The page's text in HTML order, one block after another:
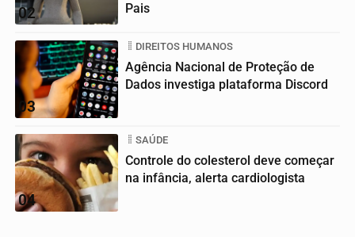
02
Pais
03
DIREITOS HUMANOS
Agência Nacional de Proteção de
Dados investiga plataforma Discord
04
SAÚDE
Controle do colesterol deve começar
na infância, alerta cardiologista